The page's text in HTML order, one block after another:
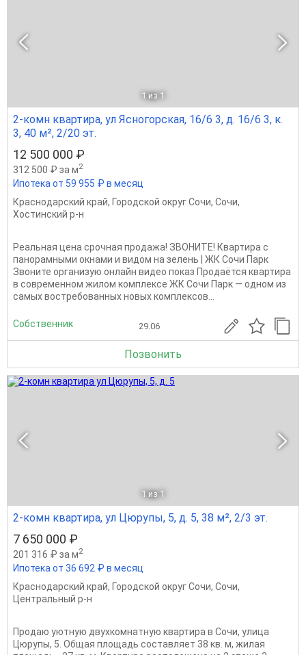
1 из 1
2-комн квартира, ул Ясногорская, 16/6 3, д. 16/6 3, к.
3, 40 м², 2/20 эт.
12 500 000 ₽
312 500 ₽ за м2
Ипотека от 59 955 ₽ в месяц
Краснодарский край, Городской округ Сочи, Сочи,
Хостинский р-н
Реальная цена срочная продажа! ЗВОНИТЕ! Квартира с
панорамными окнами и видом на зелень | ЖК Сочи Парк
Звоните организую онлайн видео показ Продаётся квартира
в современном жилом комплексе ЖК Сочи Парк — одном из
самых востребованных новых комплексов...
Собственник 29.06
Позвонить
1 из 1
2-комн квартира, ул Цюрупы, 5, д. 5, 38 м², 2/3 эт.
7 650 000 ₽
201 316 ₽ за м2
Ипотека от 36 692 ₽ в месяц
Краснодарский край, Городской округ Сочи, Сочи,
Центральный р-н
Продаю уютную двухкомнатную квартира в Сочи, улица
Цюрупы, 5. Общая площадь составляет 38 кв. м, жилая